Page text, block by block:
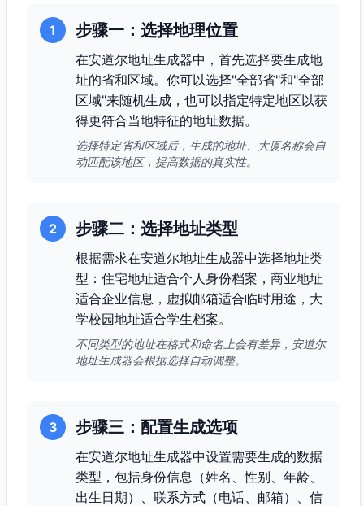
1 步骤一：选择地理位置
在安道尔地址生成器中，首先选择要生成地
址的省和区域。你可以选择"全部省"和"全部
区域"来随机生成，也可以指定特定地区以获
得更符合当地特征的地址数据。
选择特定省和区域后，生成的地址、大厦名称会自
动匹配该地区，提高数据的真实性。
2 步骤二：选择地址类型
根据需求在安道尔地址生成器中选择地址类
型：住宅地址适合个人身份档案，商业地址
适合企业信息，虚拟邮箱适合临时用途，大
学校园地址适合学生档案。
不同类型的地址在格式和命名上会有差异，安道尔
地址生成器会根据选择自动调整。
3 步骤三：配置生成选项
在安道尔地址生成器中设置需要生成的数据
类型，包括身份信息（姓名、性别、年龄、
出生日期）、联系方式（电话、邮箱）、信